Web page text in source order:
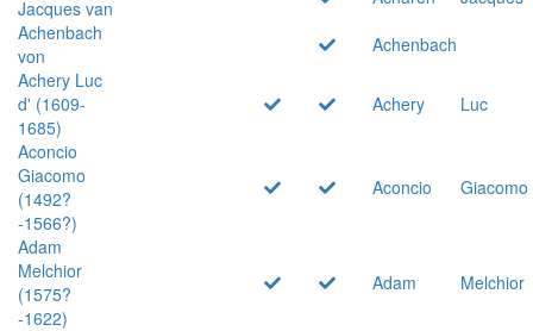
Jacques van
Achenbach
von
Achenbach
Achery Luc
d' (1609-
1685)
Achery
Luc
Aconcio
Giacomo
(1492?
-1566?)
Aconcio Giacomo
Adam
Melchior
(1575?
-1622)
Adam Melchior